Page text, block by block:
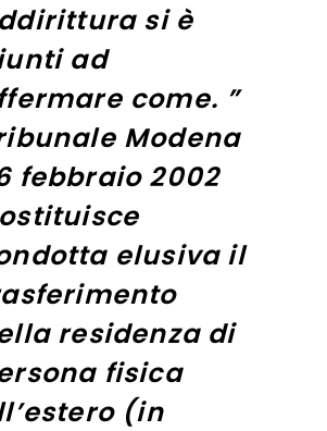
si è
ad
come. ”
Modena
febbraio 2002
elusiva il
residenza di
fisica
(in